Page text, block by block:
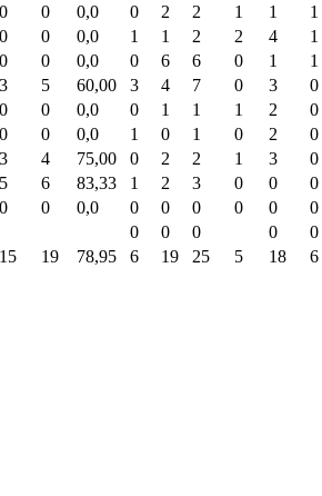
0 0 0,0 0 2 2 1 1 1
0 0 0,0 1 1 2 2 4 1
0 0 0,0 0 6 6 0 1 1
3 5 60,00 3 4 7 0 3 0
0 0 0,0 0 1 1 1 2 0
0 0 0,0 1 0 1 0 2 0
3 4 75,00 0 2 2 1 3 0
5 6 83,33 1 2 3 0 0 0
0 0 0,0 0 0 0 0 0 0
0 0 0 0 0
15 19 78,95 6 19 25 5 18 6